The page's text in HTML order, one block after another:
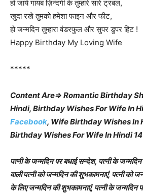
हो जाये गायब ज़िन्दगी के तुम्हारे सारे ट्रबल,
खुदा रखे तुमको हमेशा फाइन और फीट,
हो जन्मदिन तुम्हारा वंडरफुल और सुपर डुपर हिट !
Happy Birthday My Loving Wife
*****
Content Are⇒ Romantic Birthday
Hindi, Birthday Wishes For Wife In
Facebook, Wife Birthday Wishes In
Birthday Wishes For Wife In Hindi
पत्नी के जन्मदिन पर बधाई सन्देश, पत्नी के
वाली पत्नी को जन्मदिन की शुभकामनाएं, पत्नी को
के लिए जन्मदिन की शुभकामनाएं, पत्नी के जन्मदिन